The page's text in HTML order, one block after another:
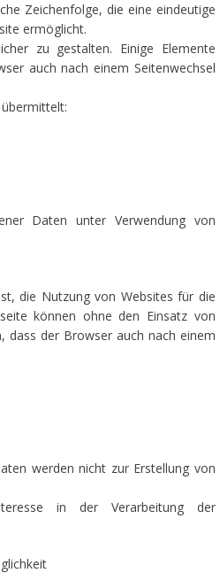
Zeichenfolge, die eine eindeutige
ermöglicht.
zu gestalten. Einige Elemente
auch nach einem Seitenwechsel
Daten unter Verwendung von
die Nutzung von Websites für die
können ohne den Einsatz von
dass der Browser auch nach einem
werden nicht zur Erstellung von
in der Verarbeitung der